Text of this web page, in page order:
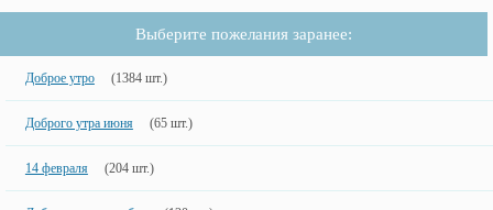
Выберите пожелания заранее:
Доброе утро (1384 шт.)
Доброго утра июня (65 шт.)
14 февраля (204 шт.)